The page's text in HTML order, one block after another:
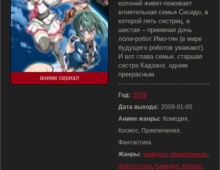
аниме сериал
колоний живет-поживает
влиятельная семья Сисидо, в
которой пять сестриц, а
шестая – приемная дочь
лоли-робот Имо-тян (в мире
будущего роботов уважают).
И вот глава семьи, старшая
сестра Кадзанэ, одним
прекрасным
Год: 2009
Дата выхода: 2009-01-05
Аниме жанры: Комедия,
Космос, Приключения,
Фантастика
Жанры: комедия, приключения,
фантастика, Комедия, Космос,